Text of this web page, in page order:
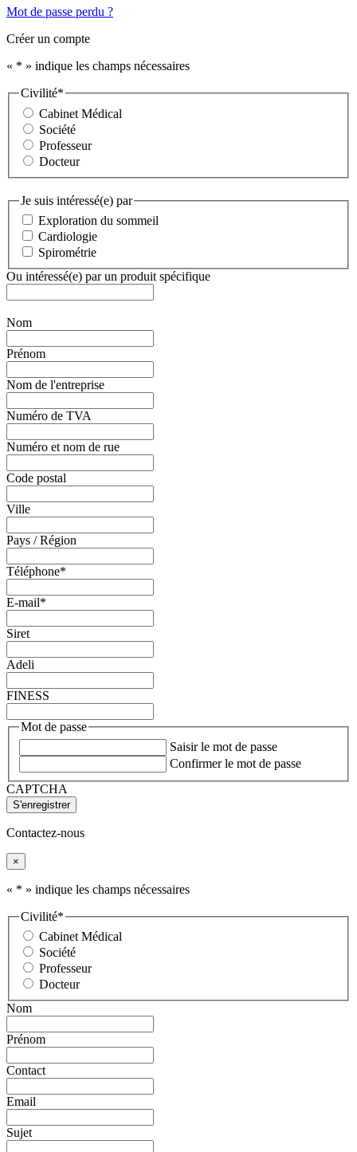
Mot de passe perdu ?
Créer un compte
« * » indique les champs nécessaires
Civilité*
Cabinet Médical
Société
Professeur
Docteur
Je suis intéressé(e) par
Exploration du sommeil
Cardiologie
Spirométrie
Ou intéressé(e) par un produit spécifique
Nom
Prénom
Nom de l'entreprise
Numéro de TVA
Numéro et nom de rue
Code postal
Ville
Pays / Région
Téléphone*
E-mail*
Siret
Adeli
FINESS
Mot de passe
Saisir le mot de passe
Confirmer le mot de passe
CAPTCHA
Contactez-nous
×
« * » indique les champs nécessaires
Civilité*
Cabinet Médical
Société
Professeur
Docteur
Nom
Prénom
Contact
Email
Sujet